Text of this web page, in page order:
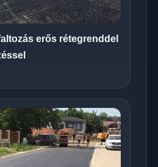
erős rétegrenddel